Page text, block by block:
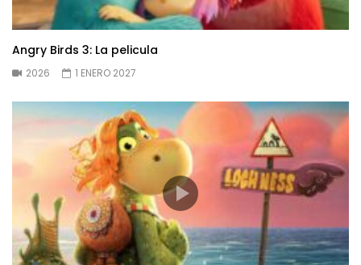
Angry Birds 3: La pelicula
2026 1 ENERO 2027